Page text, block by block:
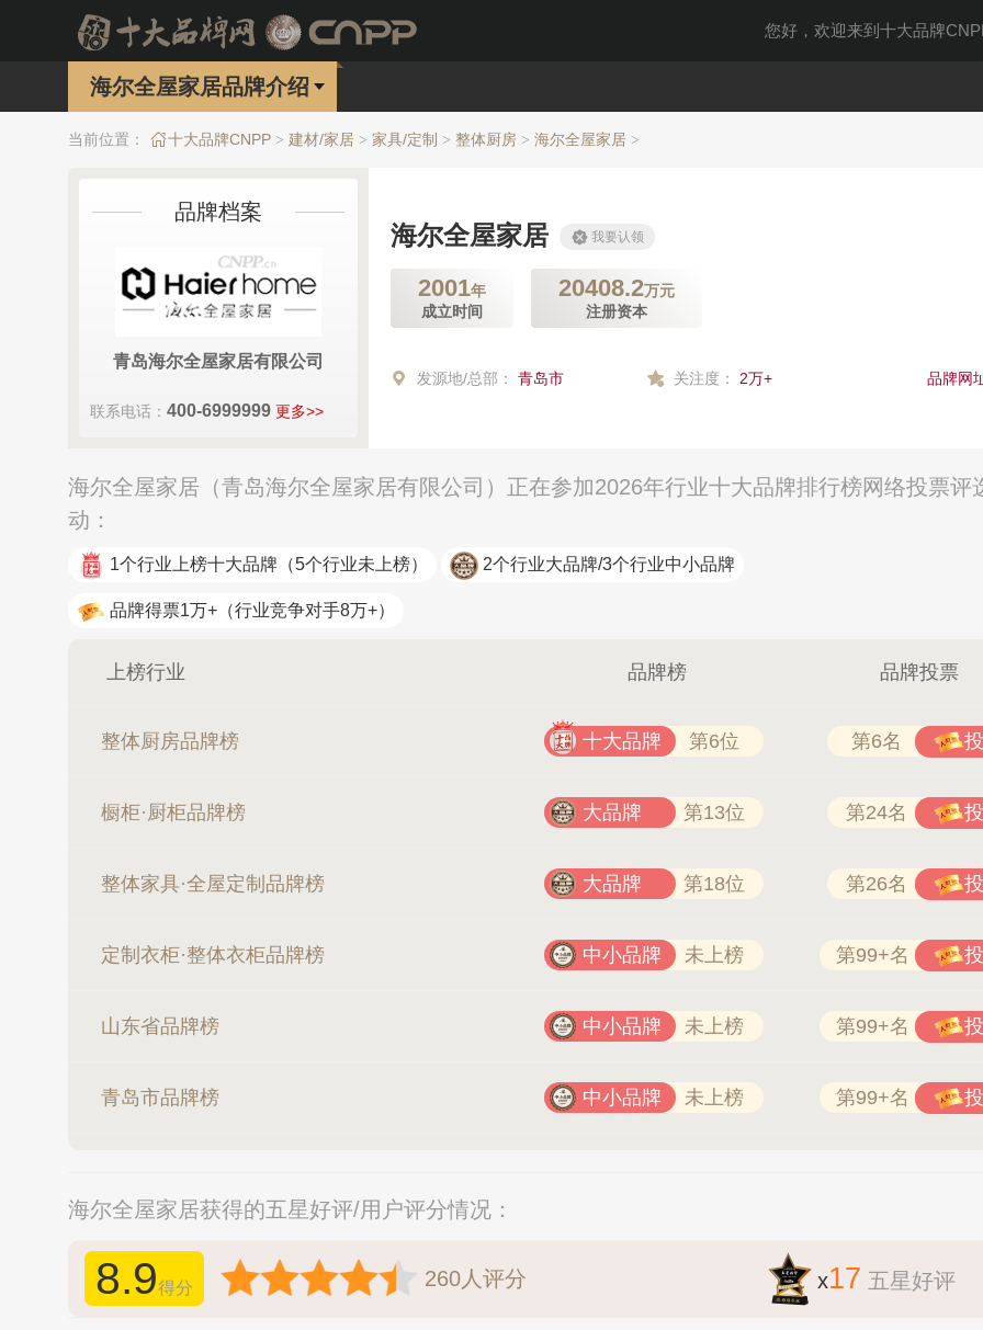
您好，欢迎来到十大品牌
海尔全屋家居品牌介绍
当前位置： 十大品牌CNPP > 建材/家居 > 家具/定制 > 整体厨房 > 海尔全屋家居 >
品牌档案
青岛海尔全屋家居有限公司
联系电话： 400-6999999 更多>>
海尔全屋家居 我要认领
2001年
成立时间
20408.2万元
注册资本
发源地/总部： 青岛市 关注度： 2万+ 品牌网
海尔全屋家居（青岛海尔全屋家居有限公司）正在参加2026年行业十大品牌排行榜网络投票评
动：
1个行业上榜十大品牌 （5个行业未上榜） 2个行业大品牌/3个行业中小品牌
品牌得票1万+ （行业竞争对手8万+）
上榜行业 品牌榜 品牌投票
整体厨房品牌榜 十大品牌 第6位 第6名
橱柜·厨柜品牌榜 大品牌 第13位 第24名
整体家具·全屋定制品牌榜 大品牌 第18位 第26名
定制衣柜·整体衣柜品牌榜 中小品牌 未上榜 第99+名
山东省品牌榜 中小品牌 未上榜 第99+名
青岛市品牌榜 中小品牌 未上榜 第99+名
海尔全屋家居获得的五星好评/用户评分情况：
8.9得分 260人评分 x17 五星好评